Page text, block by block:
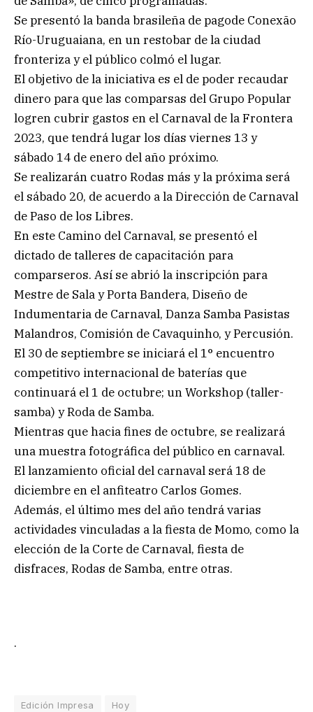
Se presentó la banda brasileña de pagode Conexão
Río-Uruguaiana, en un restobar de la ciudad
fronteriza y el público colmó el lugar.
El objetivo de la iniciativa es el de poder recaudar
dinero para que las comparsas del Grupo Popular
logren cubrir gastos en el Carnaval de la Frontera
2023, que tendrá lugar los días viernes 13 y
sábado 14 de enero del año próximo.
Se realizarán cuatro Rodas más y la próxima será
el sábado 20, de acuerdo a la Dirección de Carnaval
de Paso de los Libres.
En este Camino del Carnaval, se presentó el
dictado de talleres de capacitación para
comparseros. Así se abrió la inscripción para
Mestre de Sala y Porta Bandera, Diseño de
Indumentaria de Carnaval, Danza Samba Pasistas
Malandros, Comisión de Cavaquinho, y Percusión.
El 30 de septiembre se iniciará el 1° encuentro
competitivo internacional de baterías que
continuará el 1 de octubre; un Workshop (taller-
samba) y Roda de Samba.
Mientras que hacia fines de octubre, se realizará
una muestra fotográfica del público en carnaval.
El lanzamiento oficial del carnaval será 18 de
diciembre en el anfiteatro Carlos Gomes.
Además, el último mes del año tendrá varias
actividades vinculadas a la fiesta de Momo, como la
elección de la Corte de Carnaval, fiesta de
disfraces, Rodas de Samba, entre otras.
.
Edición Impresa Hoy